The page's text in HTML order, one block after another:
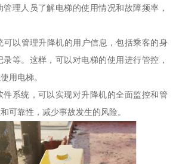
理人员了解电梯的使用情况和故障频率，
可以管理升降机的用户信息，包括乘客的身
等。这样，可以对电梯的使用进行管控，
用电梯。
系统，可以实现对升降机的全面监控和管
可靠性，减少事故发生的风险。